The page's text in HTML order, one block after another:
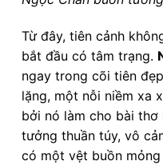
Từ đây, tiên cảnh
bắt đầu có tâm trạng.
ngay trong cõi tiên
lặng, một nỗi niềm xa
bởi nó làm cho bài
tưởng thuần túy, vô
có một vệt buồn